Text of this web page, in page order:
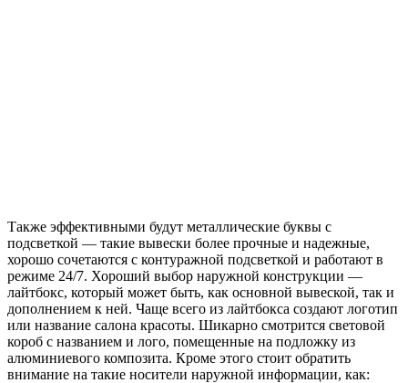
Также эффективными будут металлические буквы с
подсветкой — такие вывески более прочные и надежные,
хорошо сочетаются с контуражной подсветкой и работают в
режиме 24/7. Хороший выбор наружной конструкции —
лайтбокс, который может быть, как основной вывеской, так и
дополнением к ней. Чаще всего из лайтбокса создают логотип
или название салона красоты. Шикарно смотрится световой
короб с названием и лого, помещенные на подложку из
алюминиевого композита. Кроме этого стоит обратить
внимание на такие носители наружной информации, как: